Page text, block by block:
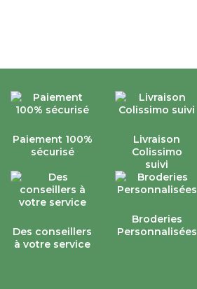
Paiement 100%
sécurisé
Livraison
Colissimo
suivi
Des conseillers
à votre service
Broderies
Personnalisées